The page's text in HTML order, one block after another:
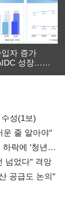
입자 증가
성장…
성(1보)
운 줄 알아야"
락에 '청년
넘었다" 격앙
공급도 논의"